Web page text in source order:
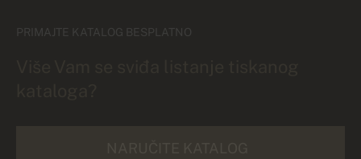
PRIMAJTE KATALOG BESPLATNO